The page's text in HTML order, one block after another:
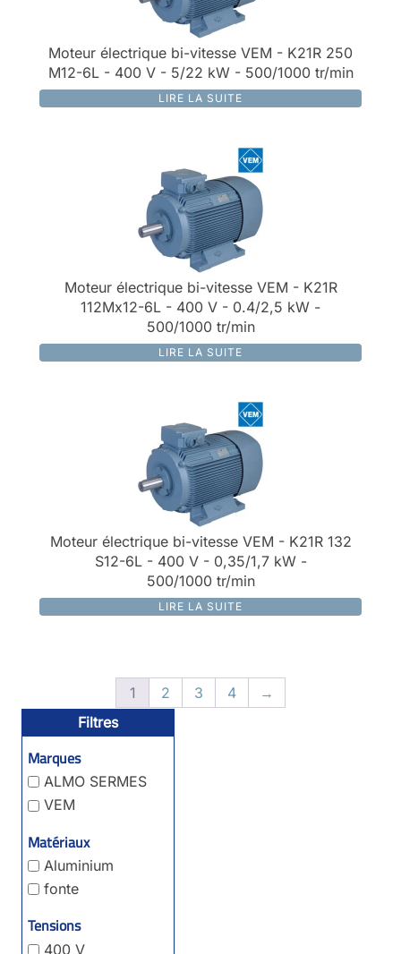
Filtres
Marques
ALMO SERMES
VEM
Matériaux
Aluminium
fonte
Tensions
400 V
Moteur électrique bi-vitesse VEM - K21R 250
M12-6L - 400 V - 5/22 kW - 500/1000 tr/min
LIRE LA SUITE
Moteur électrique bi-vitesse VEM - K21R
112Mx12-6L - 400 V - 0.4/2,5 kW -
500/1000 tr/min
LIRE LA SUITE
Moteur électrique bi-vitesse VEM - K21R 132
S12-6L - 400 V - 0,35/1,7 kW -
500/1000 tr/min
LIRE LA SUITE
1 2 3 4 →